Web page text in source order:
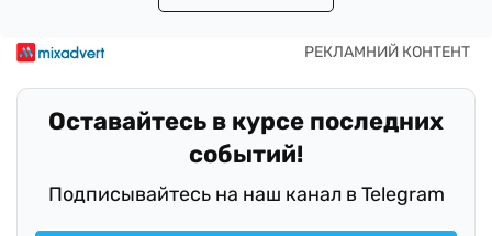
Оставайтесь в курсе последних
событий!
Подписывайтесь на наш канал в Telegram